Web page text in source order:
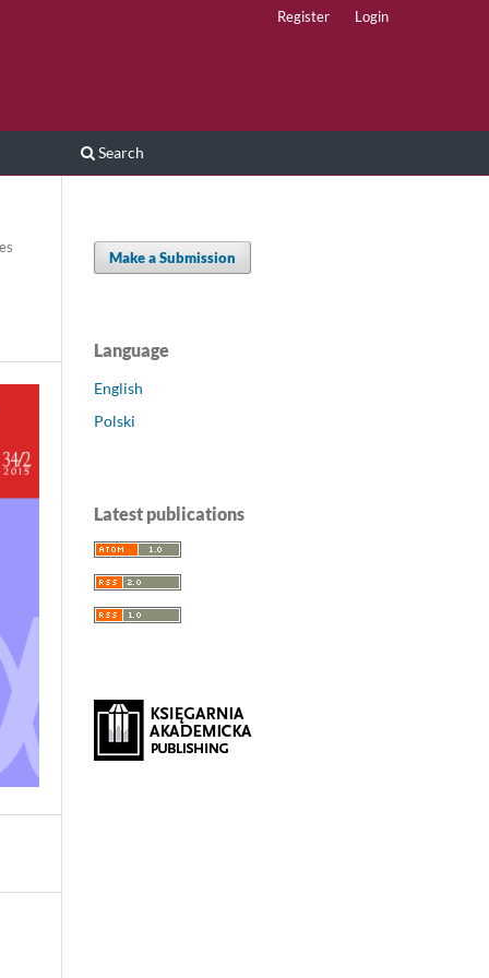
Search
Register Login
Make a Submission
Language
English
Polski
Latest publications